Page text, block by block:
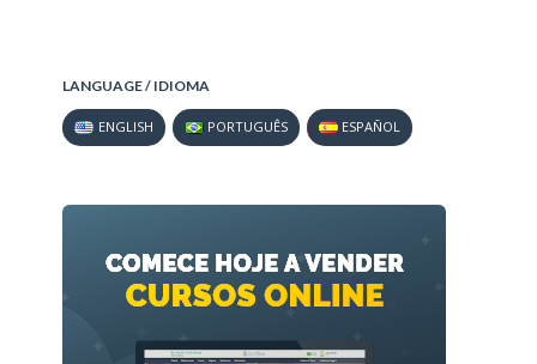
LANGUAGE / IDIOMA
ENGLISH PORTUGUÊS ESPAÑOL